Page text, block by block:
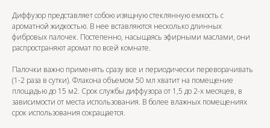
Диффузор представляет собою изящную стеклянную емкость с
ароматной жидкостью. В нее вставляются несколько длинных
фибровых палочек. Постепенно, насыщаясь эфирными маслами, они
распространяют аромат по всей комнате.
Палочки важно применять сразу все и периодически переворачивать
(1-2 раза в сутки). Флакона объемом 50 мл хватит на помещение
площадью до 15 м2. Срок службы диффузора от 1,5 до 2-х месяцев, в
зависимости от места использования. В более влажных помещениях
срок использования сокращается.